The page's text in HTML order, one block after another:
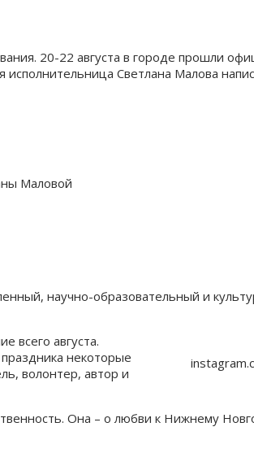
20-22 августа в городе прошли
Светлана Малова
Маловой
научно-образовательный и
всего августа.
некоторые
волонтер, автор и
Она – о любви к Нижнему